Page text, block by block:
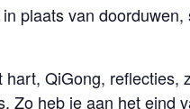
plaats van doorduwen,
QiGong, reflecties,
Zo heb je aan het eind